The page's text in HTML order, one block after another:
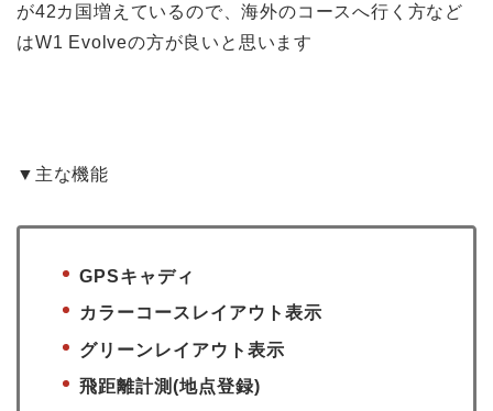
が42カ国増えているので、海外のコースへ行く方など
はW1 Evolveの方が良いと思います
▼主な機能
GPSキャディ
カラーコースレイアウト表示
グリーンレイアウト表示
飛距離計測(地点登録)